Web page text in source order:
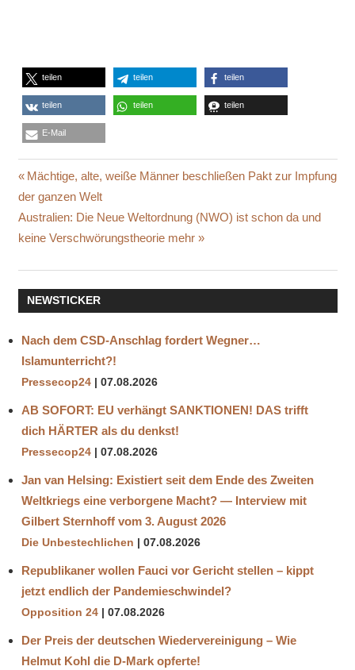
teilen teilen teilen
teilen teilen teilen
E-Mail
GEIMPFTE
STORY
UNGEIMPFTE
GESTORBEN
USA
ZIGTAUSENDE
Beitragsnavigation
Vorheriger
Beitrag:
Mächtige, alte, weiße Männer beschließen Pakt zur Impfung
der ganzen Welt
Nächster
Beitrag:
Australien: Die Neue Weltordnung (NWO) ist schon da und
keine Verschwörungstheorie mehr
NEWSTICKER
Nach dem CSD-Anschlag fordert Wegner…
Islamunterricht?!
Pressecop24 07.08.2026
AB SOFORT: EU verhängt SANKTIONEN! DAS trifft
dich HÄRTER als du denkst!
Pressecop24 07.08.2026
Jan van Helsing: Existiert seit dem Ende des Zweiten
Weltkriegs eine verborgene Macht? — Interview mit
Gilbert Sternhoff vom 3. August 2026
Die Unbestechlichen 07.08.2026
Republikaner wollen Fauci vor Gericht stellen – kippt
jetzt endlich der Pandemieschwindel?
Opposition 24 07.08.2026
Der Preis der deutschen Wiedervereinigung – Wie
Helmut Kohl die D‑Mark opferte!